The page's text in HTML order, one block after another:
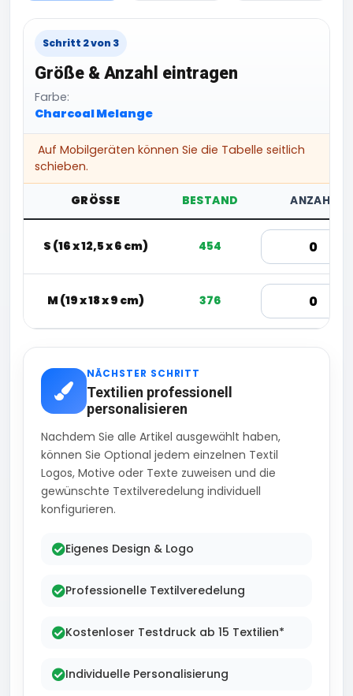
Schritt 2 von 3
Größe & Anzahl eintragen
Farbe:
Charcoal Melange
Auf Mobilgeräten können Sie die Tabelle seitlich
schieben.
GRÖSSE BESTAND ANZAHL
S (16 x 12,5 x 6 cm) 454
M (19 x 18 x 9 cm) 376
NÄCHSTER SCHRITT
Textilien professionell
personalisieren
Nachdem Sie alle Artikel ausgewählt haben,
können Sie Optional jedem einzelnen Textil
Logos, Motive oder Texte zuweisen und die
gewünschte Textilveredelung individuell
konfigurieren.
Eigenes Design & Logo
Professionelle Textilveredelung
Kostenloser Testdruck ab 15 Textilien*
Individuelle Personalisierung